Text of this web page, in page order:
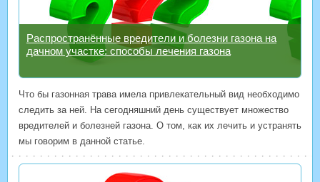
Распространённые вредители и болезни газона на
дачном участке: способы лечения газона
Что бы газонная трава имела привлекательный вид необходимо
следить за ней. На сегодняшний день существует множество
вредителей и болезней газона. О том, как их лечить и устранять
мы говорим в данной статье.